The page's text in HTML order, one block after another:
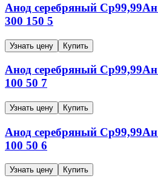
Анод серебряный Ср99,99Ан
300 150 5
Узнать цену Купить
Анод серебряный Ср99,99Ан
100 50 7
Узнать цену Купить
Анод серебряный Ср99,99Ан
100 50 6
Узнать цену Купить